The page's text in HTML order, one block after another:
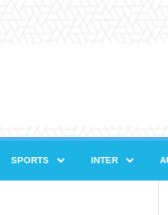
SPORTS INTER